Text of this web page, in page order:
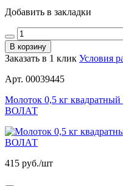
Добавить в закладки
В корзину
Заказать в 1 клик Условия
Арт. 00039445
Молоток 0,5 кг квадратный
ВОЛАТ
415 руб./шт